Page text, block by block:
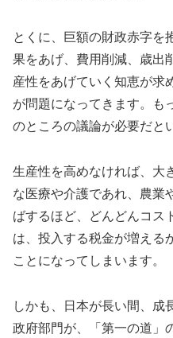
とくに、巨額の財政赤字を
果をあげ、費用削減、歳出
産性をあげていく知恵が求
が問題になってきます。も
のところの議論が必要だと
生産性を高めなければ、大
な医療や介護であれ、農業
ばするほど、どんどんコス
は、投入する税金が増える
ことになってしまいます。
しかも、日本が長い間、成
政府部門が、「第一の道」